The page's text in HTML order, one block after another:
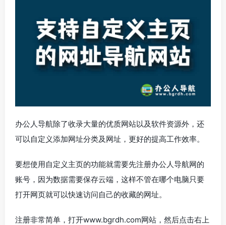
办公人导航除了收录大量的优质网站以及软件资源外，还
可以自定义添加网址分类及网址，更好的提高工作效率。
要想使用自定义主页的功能就需要先注册办公人导航网的
账号，因为数据需要保存云端，这样不管在哪个电脑只要
打开网页就可以快速访问自己的收藏的网址。
注册非常简单，打开www.bgrdh.com网站，然后点击右上